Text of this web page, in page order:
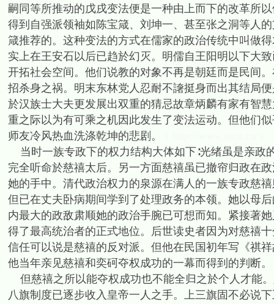
嗣同等所推动的戊戌变法便是一种由上而下的改革所
得到自强派领袖如陈宝箴、刘坤一、甚至张之洞等人
箴推荐的。这种变法的方式在儒家的政治传统中叫做
实上在王安石以后已趋於幻灭。明儒自王阳明以下大
开拓社会空间。他们说教的对象不再是朝廷而是民间
招杀身之祸。明末东林党人忍耐不譇挺身而出其结局
於汉族士大夫更发展出双重的猜忌故章炳麟有家有智
重之际以为有可乘之机因此发生了变法运动。但他们
师友冷风热血洗涤乾坤的悲剧。
当时一族专政下的权力结构大体如下∶光绪虽是亲政
完全听命於慈禧太后。另一方面慈禧虽已撤帘归政在
她的手中。清代政治权力的泉源在满人的一族专政慈
但已在丈夫卧病期间学到了处理政务的本领。她以母
内最大的政敌肃顺她的政治手腕已可想而知。紧接著
得了最高统治者的正式地位。后世读史者因为对慈禧
信任可以说是慈禧的反对派。但他在民国初年写《祺
他当年亲见慈禧和奕砢夺权成功的一幕而得到的判断
但慈禧之所以能夺权成功也不能全归之於个人才能
八旗制度已逐步收入皇帝一人之手。上三旗固不必说